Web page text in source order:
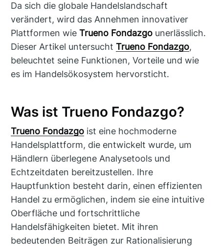
Da sich die globale Handelslandschaft
verändert, wird das Annehmen innovativer
Plattformen wieTrueno Fondazgo unerlässlich.
Dieser Artikel untersuchtTrueno Fondazgo,
beleuchtet seine Funktionen, Vorteile und wie
es im Handelsökosystem hervorsticht.
Was ist Trueno Fondazgo?
Trueno Fondazgo ist eine hochmoderne
Handelsplattform, die entwickelt wurde, um
Händlern überlegene Analysetools und
Echtzeitdaten bereitzustellen. Ihre
Hauptfunktion besteht darin, einen effizienten
Handel zu ermöglichen, indem sie eine intuitive
Oberfläche und fortschrittliche
Handelsfähigkeiten bietet. Mit ihren
bedeutenden Beiträgen zur Rationalisierung